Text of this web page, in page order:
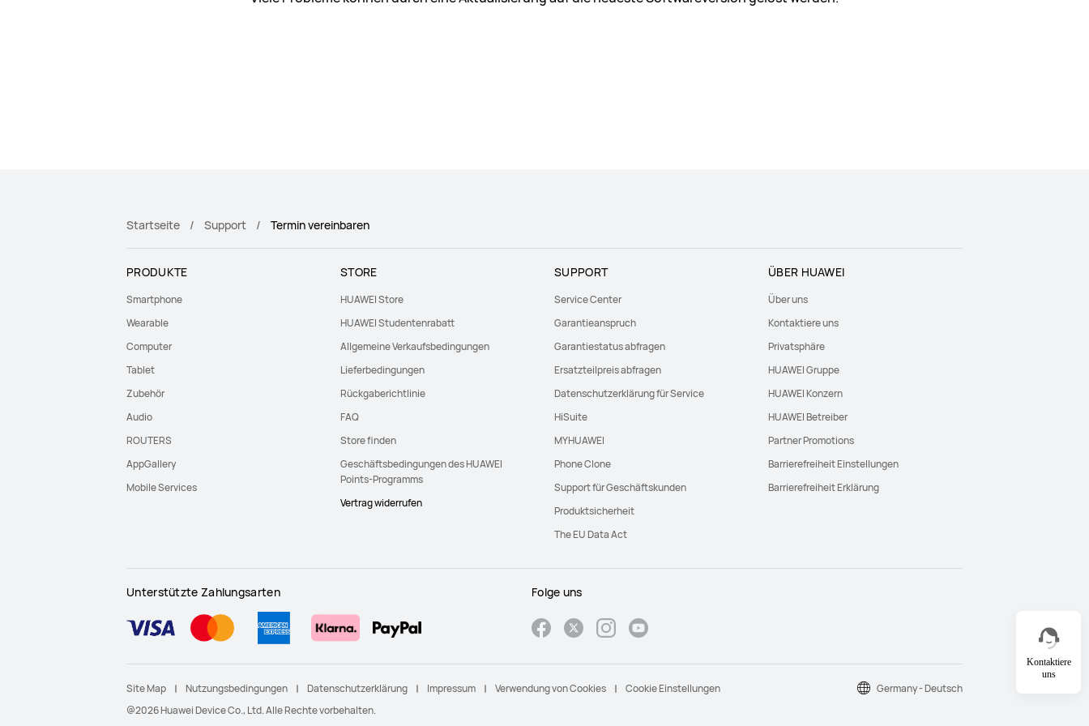
Kontaktiere
uns
Startseite Support Termin vereinbaren
PRODUKTE
Smartphone
Wearable
Computer
Tablet
Zubehör
Audio
ROUTERS
AppGallery
Mobile Services
STORE
HUAWEI Store
HUAWEI Studentenrabatt
Allgemeine Verkaufsbedingungen
Lieferbedingungen
Rückgaberichtlinie
FAQ
Store finden
Geschäftsbedingungen des HUAWEI
Points-Programms
Vertrag widerrufen
SUPPORT
Service Center
Garantieanspruch
Garantiestatus abfragen
Ersatzteilpreis abfragen
Datenschutzerklärung für Service
HiSuite
MYHUAWEI
Phone Clone
Support für Geschäftskunden
Produktsicherheit
The EU Data Act
ÜBER HUAWEI
Über uns
Kontaktiere uns
Privatsphäre
HUAWEI Gruppe
HUAWEI Konzern
HUAWEI Betreiber
Partner Promotions
Barrierefreiheit Einstellungen
Barrierefreiheit Erklärung
Unterstützte Zahlungsarten Folge uns
@2026 Huawei Device Co., Ltd. Alle Rechte vorbehalten.
Site Map Nutzungsbedingungen Datenschutzerklärung Impressum Verwendung von Cookies Cookie Einstellungen Germany - Deutsch